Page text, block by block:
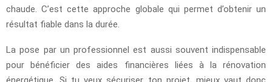
chaude. C’est cette approche globale qui permet d’obtenir un
résultat fiable dans la durée.
La pose par un professionnel est aussi souvent indispensable
pour bénéficier des aides financières liées à la rénovation